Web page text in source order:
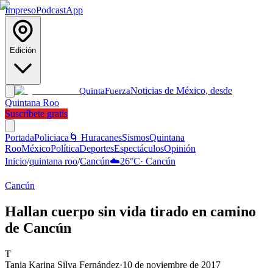
ImpresoPodcastApp
Edición
QuintaFuerzaNoticias de México, desde
Quintana Roo
Suscríbete gratis
PortadaPoliciaca 🌀 HuracanesSismosQuintana
RooMéxicoPolíticaDeportesEspectáculosOpinión
Inicio/quintana roo/Cancún☁️26°C· Cancún
Cancún
Hallan cuerpo sin vida tirado en camino
de Cancún
T
Tania Karina Silva Fernández·10 de noviembre de 2017